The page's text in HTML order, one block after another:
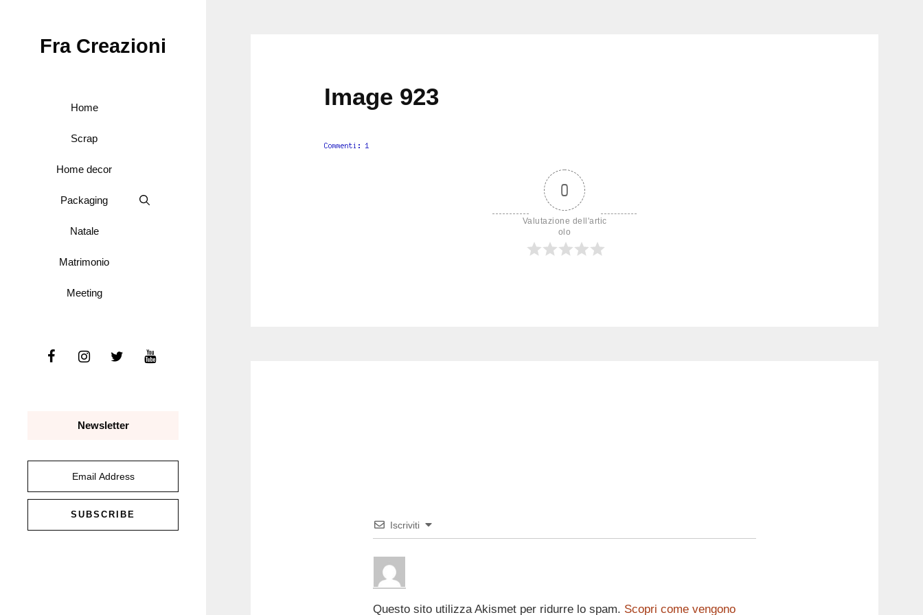
Fra Creazioni
Home
Scrap
Home decor
Packaging
Natale
Matrimonio
Meeting
Newsletter
Image 923
0
Valutazione dell'artic
olo
Iscriviti
Questo sito utilizza Akismet per ridurre lo spam. Scopri come vengono